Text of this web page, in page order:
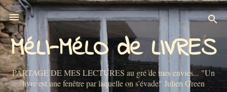
Accéder au contenu principal
MéLI-MéLO de LIVRES
PARTAGE DE MES LECTURES au gré de mes envies... "Un
livre est une fenêtre par laquelle on s'évade" Julien Green